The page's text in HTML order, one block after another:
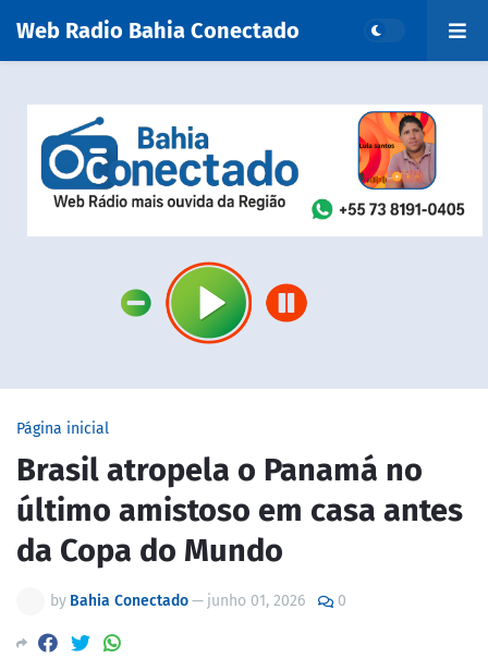
Web Radio Bahia Conectado
Página inicial
Brasil atropela o Panamá no
último amistoso em casa antes
da Copa do Mundo
by Bahia Conectado— junho 01, 2026 0